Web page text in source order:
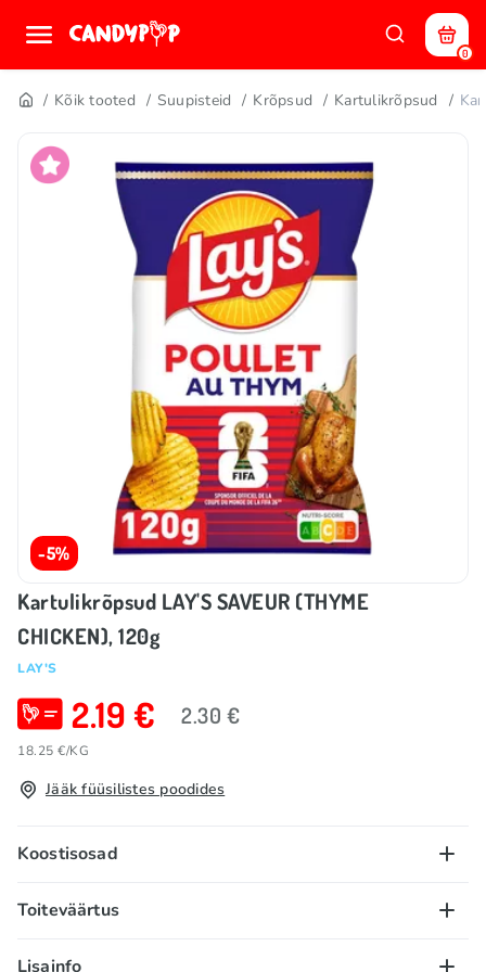
0
Kõik tooted Suupisteid Krõpsud Kartulikrõpsud
-5%
Kartulikrõpsud LAY'S SAVEUR (THYME
CHICKEN), 120g
LAY'S
2.19 € 2.30 €
18.25 €/KG
Jääk füüsilistes poodides
Koostisosad
Kartul, taimeõlid (päevalille-, rapsiõli muutuvas
(maitseained, suhkur, sool, kaaliumkloriid,
Toiteväärtus
100 g/ml:
Lisainfo